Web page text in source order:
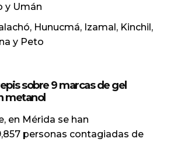
y Umán
Hunucmá, Izamal, Kinchil,
y Peto
sobre 9 marcas de gel
metanol
en Mérida se han
personas contagiadas de